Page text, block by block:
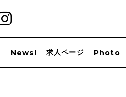
News! 求人ページ Photo